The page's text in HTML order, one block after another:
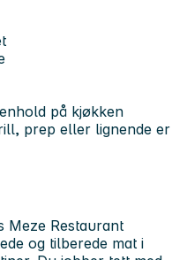
på kjøkken
prep eller lignende er
Meze Restaurant
og tilberede mat i